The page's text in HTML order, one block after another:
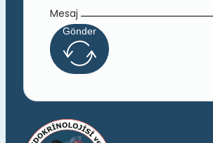
Mesaj
Gönder